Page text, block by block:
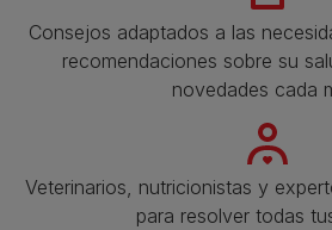
Consejos adaptados a las
recomendaciones sobre su
novedades cada
Veterinarios, nutricionistas y
para resolver todas